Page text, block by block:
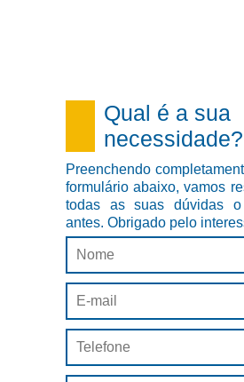
Qual é a sua
necessidade?
Preenchendo
formulário abaixo, vamos
todas as suas dúvidas o
antes. Obrigado pelo